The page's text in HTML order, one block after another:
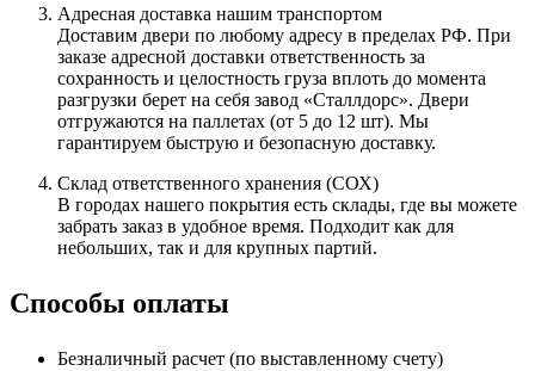
Адресная доставка нашим транспортом
Доставим двери по любому адресу в пределах РФ. При
заказе адресной доставки ответственность за
сохранность и целостность груза вплоть до момента
разгрузки берет на себя завод «Сталлдорс». Двери
отгружаются на паллетах (от 5 до 12 шт). Мы
гарантируем быструю и безопасную доставку.
Склад ответственного хранения (СОХ)
В городах нашего покрытия есть склады, где вы можете
забрать заказ в удобное время. Подходит как для
небольших, так и для крупных партий.
Способы оплаты
Безналичный расчет (по выставленному счету)